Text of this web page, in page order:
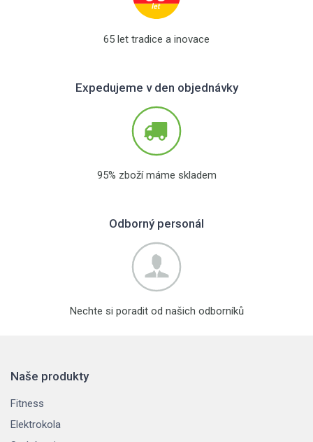
65 let tradice a inovace
Expedujeme v den objednávky
95% zboží máme skladem
Odborný personál
Nechte si poradit od našich odborníků
Naše produkty
Fitness
Elektrokola